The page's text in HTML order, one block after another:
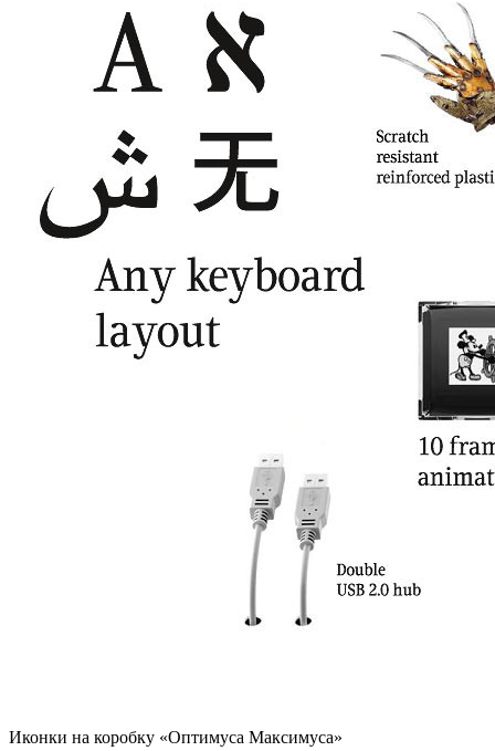
Иконки на коробку «Оптимуса Максимуса»